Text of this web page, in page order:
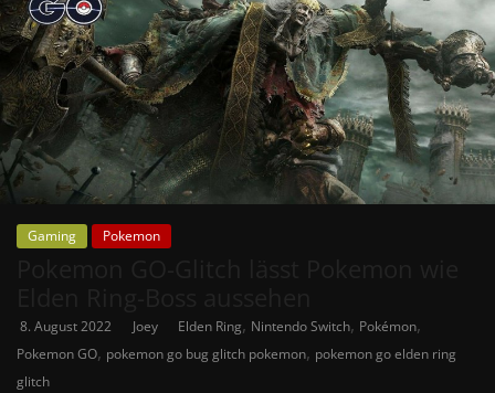
Gaming Pokemon
8. August 2022 Joey Elden Ring, Nintendo Switch, Pokémon,
Pokemon GO, pokemon go bug glitch pokemon, pokemon go elden ring
glitch